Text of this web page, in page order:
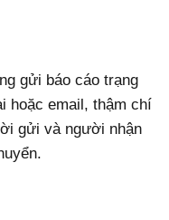
gửi báo cáo trạng
hoặc email, thậm chí
gửi và người nhận